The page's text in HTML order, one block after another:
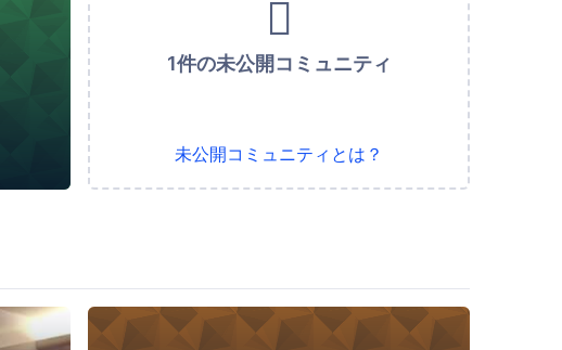
1件の未公開コミュニティ
未公開コミュニティとは？